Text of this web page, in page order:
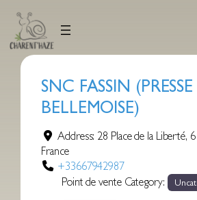
contenu
SNC FASSIN (PRESSE
BELLEMOISE)
Address: 28 Place de la Liberté,
France
+33667942987
Point de vente Category: